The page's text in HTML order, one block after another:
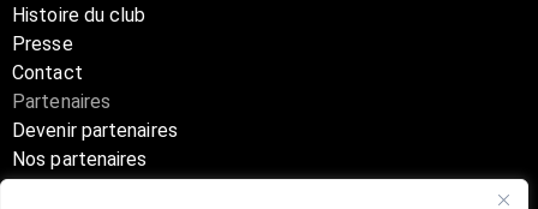
Histoire du club
Presse
Contact
Partenaires
Devenir partenaires
Nos partenaires